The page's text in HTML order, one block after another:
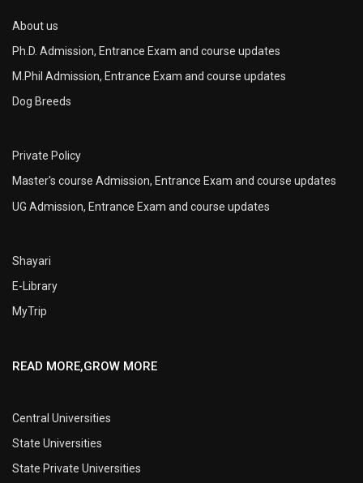
About us
Ph.D. Admission, Entrance Exam and course updates
M.Phil Admission, Entrance Exam and course updates
Dog Breeds
Private Policy
Master's course Admission, Entrance Exam and course updates
UG Admission, Entrance Exam and course updates
Shayari
E-Library
MyTrip
READ MORE,GROW MORE
Central Universities
State Universities
State Private Universities